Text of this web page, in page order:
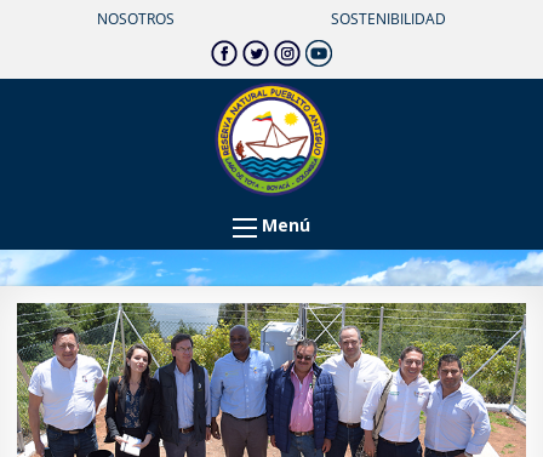
NOSOTROS SOSTENIBILIDAD
Menú